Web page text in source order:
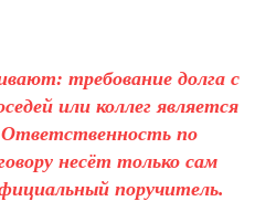
требование долга с
или коллег является
по
несёт только сам
поручитель.